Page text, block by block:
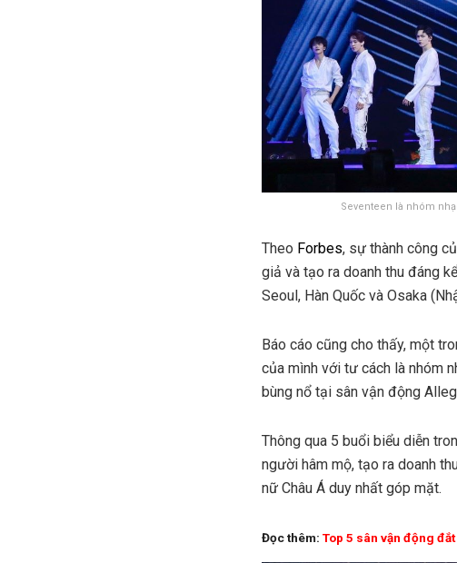
Seventeen là nhóm
Theo Forbes, sự thành công
giả và tạo ra doanh thu đáng
Seoul, Hàn Quốc và Osaka
Báo cáo cũng cho thấy, một
của mình với tư cách là nhóm
bùng nổ tại sân vận động
Thông qua 5 buổi biểu diễn
người hâm mộ, tạo ra doanh
nữ Châu Á duy nhất góp mặt.
Đọc thêm: Top 5 sân vận động